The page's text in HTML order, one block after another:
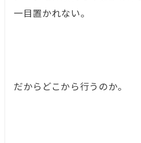
一目置かれない。
だからどこから行うのか。